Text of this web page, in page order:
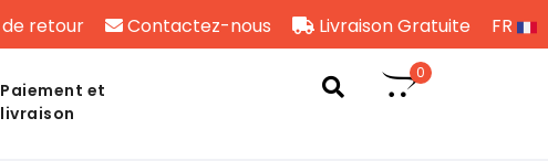
de retour Contactez-nous Livraison Gratuite FR
Paiement et
livraison
0